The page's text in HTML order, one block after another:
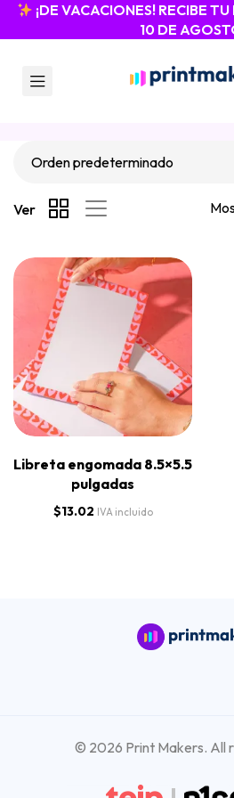
¡DE VACACIONES! RECIBE
10 DE
Ver
Libreta engomada 8.5×5.5
pulgadas
$13.02 IVA incluido
© 2026 Print Makers. All